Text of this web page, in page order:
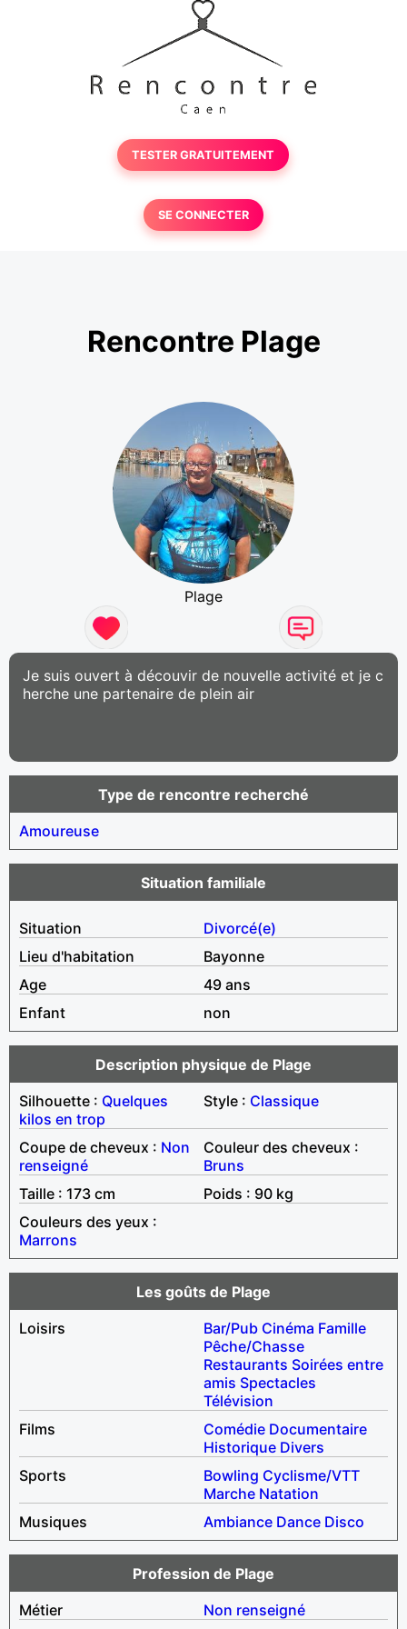
TESTER GRATUITEMENT
SE CONNECTER
Rencontre Plage
Plage
Je suis ouvert à découvir de nouvelle activité et je c
herche une partenaire de plein air
Type de rencontre recherché
Amoureuse
Situation familiale
Situation
Divorcé(e)
Lieu d'habitation
Bayonne
Age
49 ans
Enfant
non
Description physique de Plage
Silhouette : Quelques
kilos en trop
Style : Classique
Coupe de cheveux : Non
renseigné
Couleur des cheveux :
Bruns
Taille : 173 cm
Poids : 90 kg
Couleurs des yeux :
Marrons
Les goûts de Plage
Loisirs
Bar/Pub Cinéma Famille
Pêche/Chasse
Restaurants Soirées entre
amis Spectacles
Télévision
Films
Comédie Documentaire
Historique Divers
Sports
Bowling Cyclisme/VTT
Marche Natation
Musiques
Ambiance Dance Disco
Profession de Plage
Métier
Non renseigné